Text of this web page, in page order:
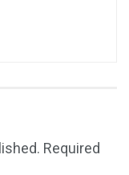
Required